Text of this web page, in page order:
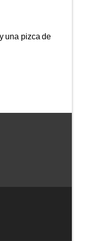
una pizca de